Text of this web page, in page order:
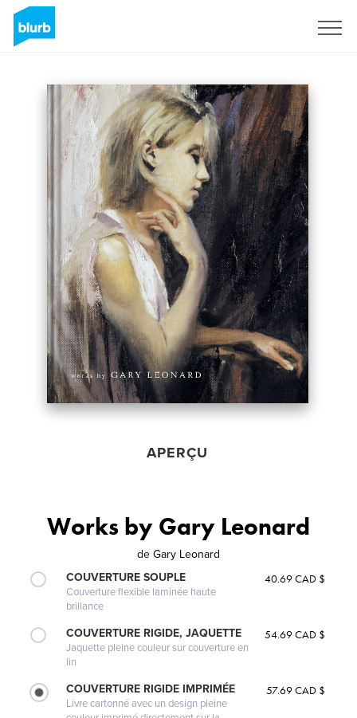
APERÇU
Works by Gary Leonard
de Gary Leonard
COUVERTURE SOUPLE
Couverture flexible laminée haute
brillance
40.69 CAD $
COUVERTURE RIGIDE, JAQUETTE
Jaquette pleine couleur sur couverture en
lin
54.69 CAD $
COUVERTURE RIGIDE IMPRIMÉE
Livre cartonné avec un design pleine
57.69 CAD $